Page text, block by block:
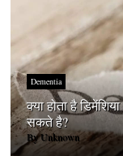
Dementia
क्या होता है
सकते है?
ByUnknown